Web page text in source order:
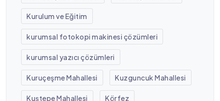
Kurulum ve Eğitim
kurumsal fotokopi makinesi çözümleri
kurumsal yazıcı çözümleri
Kuruçeşme Mahallesi Kuzguncuk Mahallesi
Kuştepe Mahallesi Körfez